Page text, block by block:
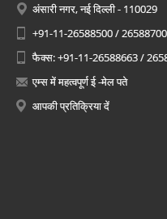
अंसारी नगर, नई दिल्ली - 110029
+91-11-26588500 / 26588700
फैक्स: +91-11-26588663 /
एम्स में महत्वपूर्ण ई -मेल पते
आपकी प्रतिक्रिया दें